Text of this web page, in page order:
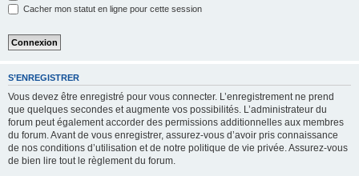
Cacher mon statut en ligne pour cette session
S’ENREGISTRER
Vous devez être enregistré pour vous connecter. L’enregistrement ne prend
que quelques secondes et augmente vos possibilités. L’administrateur du
forum peut également accorder des permissions additionnelles aux membres
du forum. Avant de vous enregistrer, assurez-vous d’avoir pris connaissance
de nos conditions d’utilisation et de notre politique de vie privée. Assurez-vous
de bien lire tout le règlement du forum.